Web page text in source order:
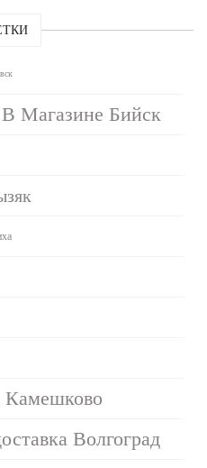
Магазине Бийск
Камешково
Волгоград